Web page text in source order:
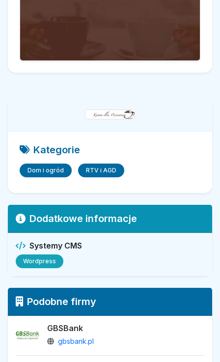
Kategorie
Dom i ogród RTV i AGD
Dodatkowe informacje
Systemy CMS
Wordpress
Podobne firmy
GBSBank
gbsbank.pl